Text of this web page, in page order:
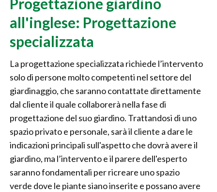
Progettazione giardino
all'inglese: Progettazione
specializzata
La progettazione specializzata richiede l’intervento
solo di persone molto competenti nel settore del
giardinaggio, che saranno contattate direttamente
dal cliente il quale collaborerà nella fase di
progettazione del suo giardino. Trattandosi di uno
spazio privato e personale, sarà il cliente a dare le
indicazioni principali sull'aspetto che dovrà avere il
giardino, ma l’intervento e il parere dell'esperto
saranno fondamentali per ricreare uno spazio
verde dove le piante siano inserite e possano avere